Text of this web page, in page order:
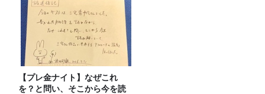
【プレ金ナイト】なぜこれ
を？と問い、そこから今を読